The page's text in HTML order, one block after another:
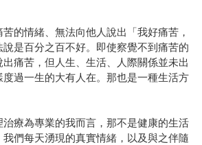
的情緒、無法向他人說出「我好痛苦，
是百分之百不好。即使察覺不到痛苦的
痛苦，但人生、生活、人際關係並未出
過一生的大有人在。那也是一種生活方
療為專業的我而言，那不是健康的生活
們每天湧現的真實情緒，以及與之伴隨